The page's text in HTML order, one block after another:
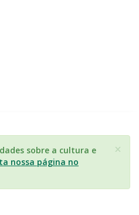
×
sobre a cultura e
nossa página no